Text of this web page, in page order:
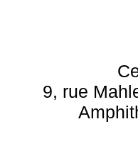
9, rue